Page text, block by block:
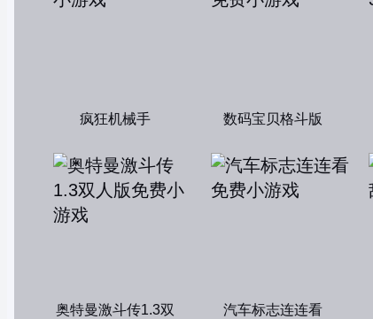
疯狂机械手 数码宝贝格斗版
奥特曼激斗传1.3双
汽车标志连连看